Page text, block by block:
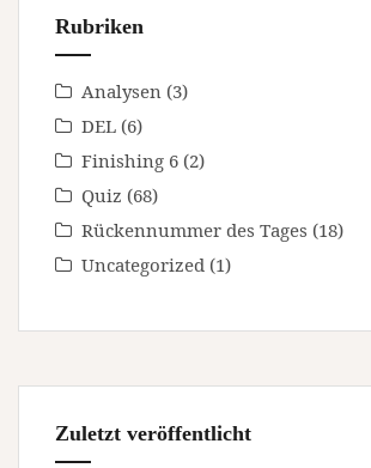
Rubriken
Analysen (3)
DEL (6)
Finishing 6 (2)
Quiz (68)
Rückennummer des Tages (18)
Uncategorized (1)
Zuletzt veröffentlicht